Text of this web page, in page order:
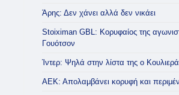
Άρης: Δεν χάνει αλλά δεν νικάει
Stoiximan GBL: Κορυφαίος της
Γουότσον
Ίντερ: Ψηλά στην λίστα της ο
ΑΕΚ: Απολαμβάνει κορυφή και